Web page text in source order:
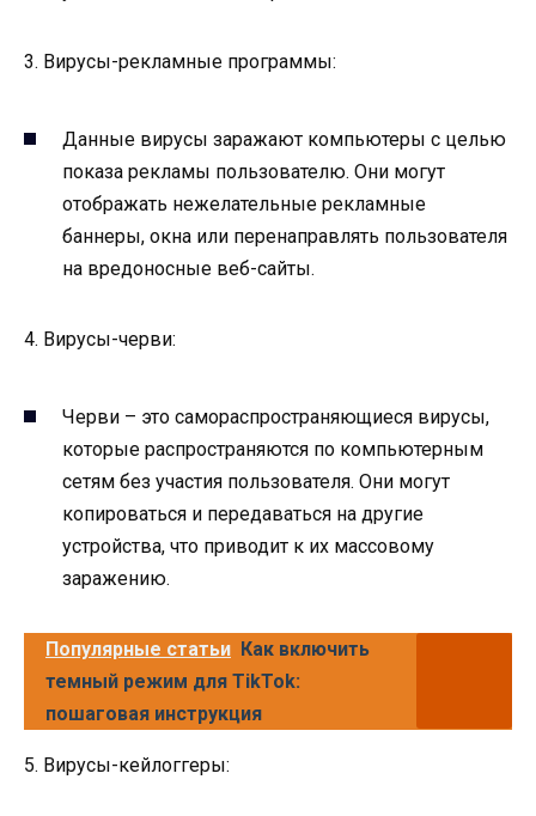
3. Вирусы-рекламные программы:
Данные вирусы заражают компьютеры с целью
показа рекламы пользователю. Они могут
отображать нежелательные рекламные
баннеры, окна или перенаправлять пользователя
на вредоносные веб-сайты.
4. Вирусы-черви:
Черви – это самораспространяющиеся вирусы,
которые распространяются по компьютерным
сетям без участия пользователя. Они могут
копироваться и передаваться на другие
устройства, что приводит к их массовому
заражению.
Популярные статьи Как включить
темный режим для TikTok:
пошаговая инструкция
5. Вирусы-кейлоггеры: